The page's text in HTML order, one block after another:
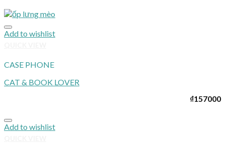
Add to wishlist
CASE PHONE
CAT & BOOK LOVER
₫157000
Add to wishlist